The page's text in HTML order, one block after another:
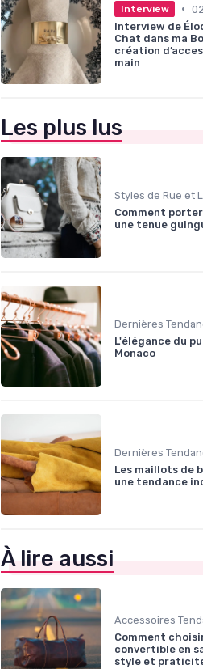
Interview •
Interview de
Chat dans ma
création
main
Les plus lus
Comment
une tenue
L'élégance du
Monaco
Les maillots de
une tendance
À lire aussi
Accessoires
Comment
convertible en
style et